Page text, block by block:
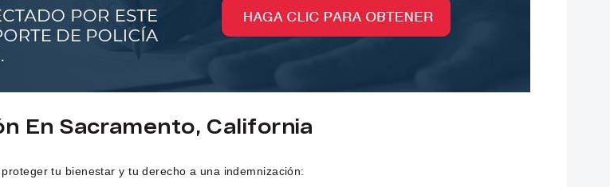
En Sacramento, California
tu bienestar y tu derecho a una indemnización: